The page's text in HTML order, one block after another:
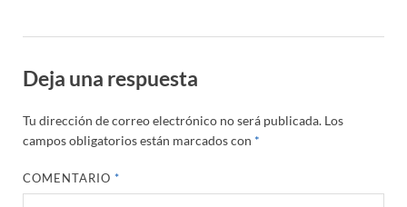
Deja una respuesta
Tu dirección de correo electrónico no será publicada. Los
campos obligatorios están marcados con *
COMENTARIO*